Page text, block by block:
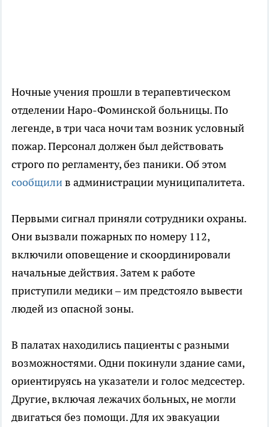
Ночные учения прошли в терапевтическом
отделении Наро-Фоминской больницы. По
легенде, в три часа ночи там возник условный
пожар. Персонал должен был действовать
строго по регламенту, без паники. Об этом
сообщилив администрации муниципалитета.
Первыми сигнал приняли сотрудники охраны.
Они вызвали пожарных по номеру 112,
включили оповещение и скоординировали
начальные действия. Затем к работе
приступили медики – им предстояло вывести
людей из опасной зоны.
В палатах находились пациенты с разными
возможностями. Одни покинули здание сами,
ориентируясь на указатели и голос медсестер.
Другие, включая лежачих больных, не могли
двигаться без помощи. Для их эвакуации